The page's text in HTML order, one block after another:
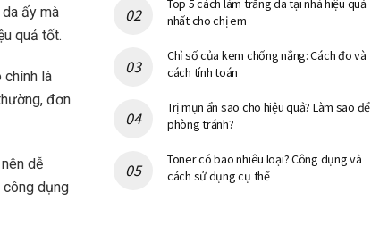
ấy mà
quả tốt.
chính là
đơn
dễ
công dụng
Top 5 cách làm trắng da tại nhà hiệu quả
nhất cho chị em
Chỉ số của kem chống nắng: Cách đo và
cách tính toán
Trị mụn ẩn sao cho hiệu quả? Làm sao để
phòng tránh?
Toner có bao nhiêu loại? Công dụng và
cách sử dụng cụ thể